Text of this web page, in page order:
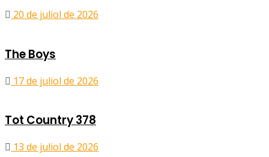
20 de juliol de 2026
The Boys
17 de juliol de 2026
Tot Country 378
13 de juliol de 2026